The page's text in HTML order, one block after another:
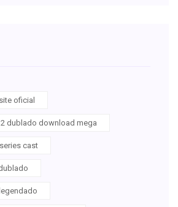
oficial
dublado download mega
cast